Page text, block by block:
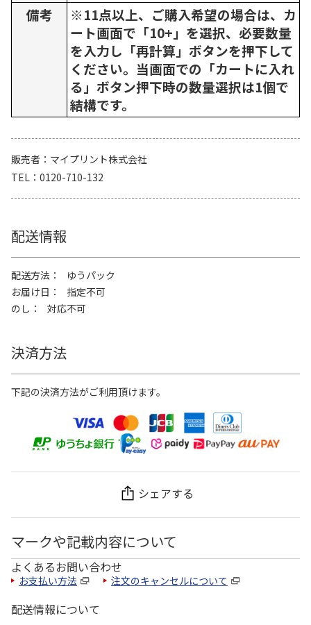
備考
※11点以上、ご購入希望の場合は、カ
ート画面で「10+」を選択、必要数量
を入力し「再計算」ボタンを押下して
ください。当画面での「カートに入れ
る」ボタン押下時の数量選択は1個で
結構です。
販売者
マイプリント株式会社
TEL
0120-710-132
配送情報
配送方法
ゆうパック
お届け日
指定不可
のし
対応不可
決済方法
下記の決済方法がご利用頂けます。
シェアする
マークや記載内容について
よくあるお問い合わせ
お支払い方法 注文のキャンセルについて
配送情報について